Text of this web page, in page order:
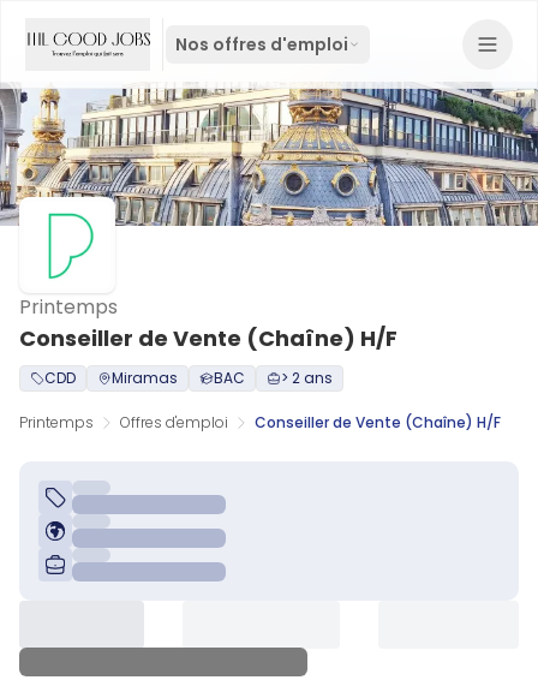
Nos offres d'emploi
Conseiller de Vente (Chaîne) H/F
Printemps
CDD Miramas BAC > 2 ans
Printemps Offres d'emploi Conseiller de Vente (Chaîne) H/F